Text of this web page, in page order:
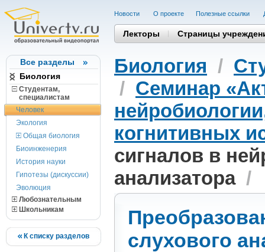
Все разделы
Биология
Студентам,
cпециалистам
Человек
Экология
Общая биология
Биоинженерия
История науки
Гипотезы (дискуссии)
Эволюция
Любознательным
Школьникам
К списку разделов
Новости О проекте Полезные cсылки
Лекторы Страницы
Биология /
/ Семинар
когнитивных
сигналов в
анализатора/
слухового